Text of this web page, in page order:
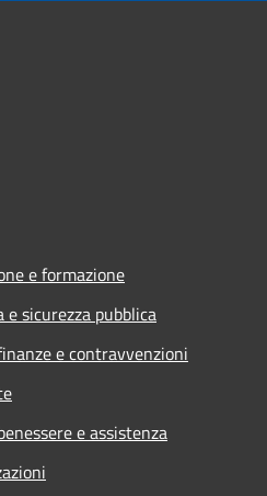
e formazione
e sicurezza pubblica
e contravvenzioni
e assistenza